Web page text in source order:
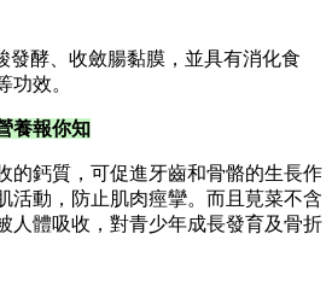
發酵、收斂腸黏膜，並具有消化食
功效。
養報你知
的鈣質，可促進牙齒和骨骼的生長作
活動，防止肌肉痙攣。而且莧菜不含
人體吸收，對青少年成長發育及骨折